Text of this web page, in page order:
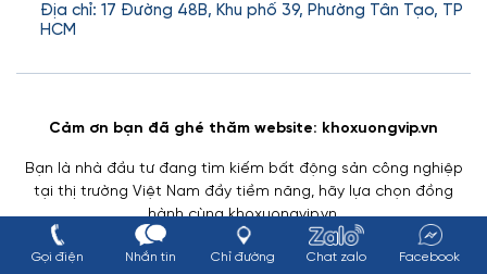
Địa chỉ: 17 Đường 48B, Khu phố 39, Phường Tân Tạo, TP
HCM
Cảm ơn bạn đã ghé thăm website: khoxuongvip.vn
Bạn là nhà đầu tư đang tìm kiếm bất động sản công nghiệp
tại thị trường Việt Nam đầy tiềm năng, hãy lựa chọn đồng
hành cùng khoxuongvip.vn.
Tất cả các nhu cầu M,A nhà xưởng mà doanh nghiệp của bạn
đang tìm kiếm đã sẵn sàng được đáp ứng trong hệ sinh thái
Gọi điện Nhắn tin Chỉ đường Chat zalo Facebook